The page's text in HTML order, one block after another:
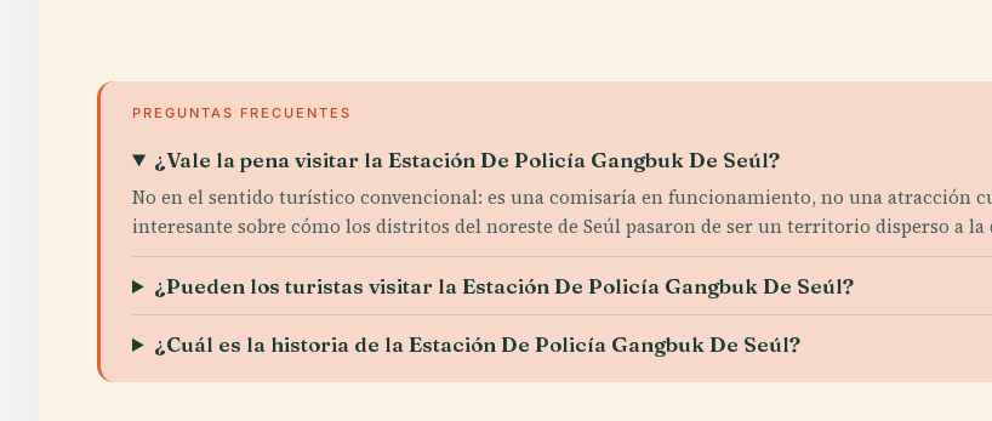
PREGUNTAS FRECUENTES
¿Vale la pena visitar la Estación De Policía Gangbuk De Seúl?
No en el sentido turístico convencional: es una comisaría en funcionamiento, no una
interesante sobre cómo los distritos del noreste de Seúl pasaron de ser un territorio disperso a
¿Pueden los turistas visitar la Estación De Policía Gangbuk De Seúl?
¿Cuál es la historia de la Estación De Policía Gangbuk De Seúl?